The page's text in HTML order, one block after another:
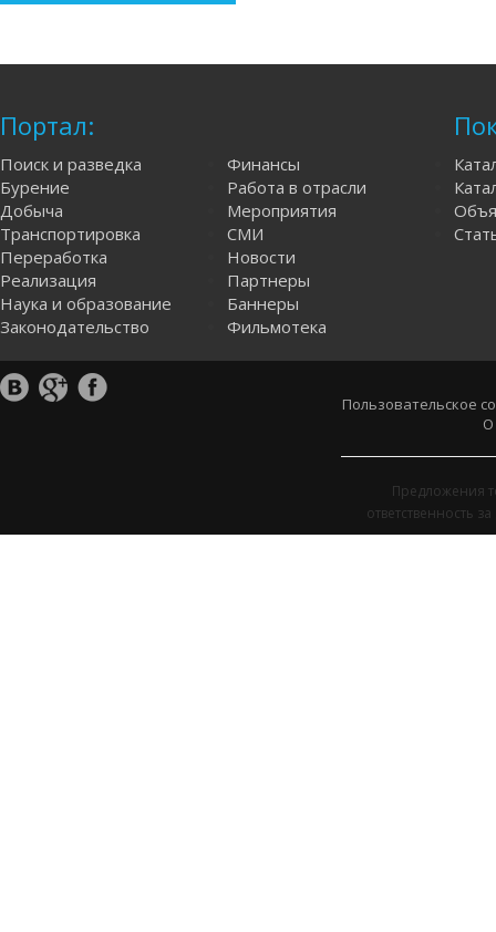
Портал:
Поиск и разведка
Бурение
Добыча
Транспортировка
Переработка
Реализация
Наука и образование
Законодательство
Финансы
Работа в отрасли
Мероприятия
СМИ
Новости
Партнеры
Баннеры
Фильмотека
Пользовательское
О
Предложения
ответственность